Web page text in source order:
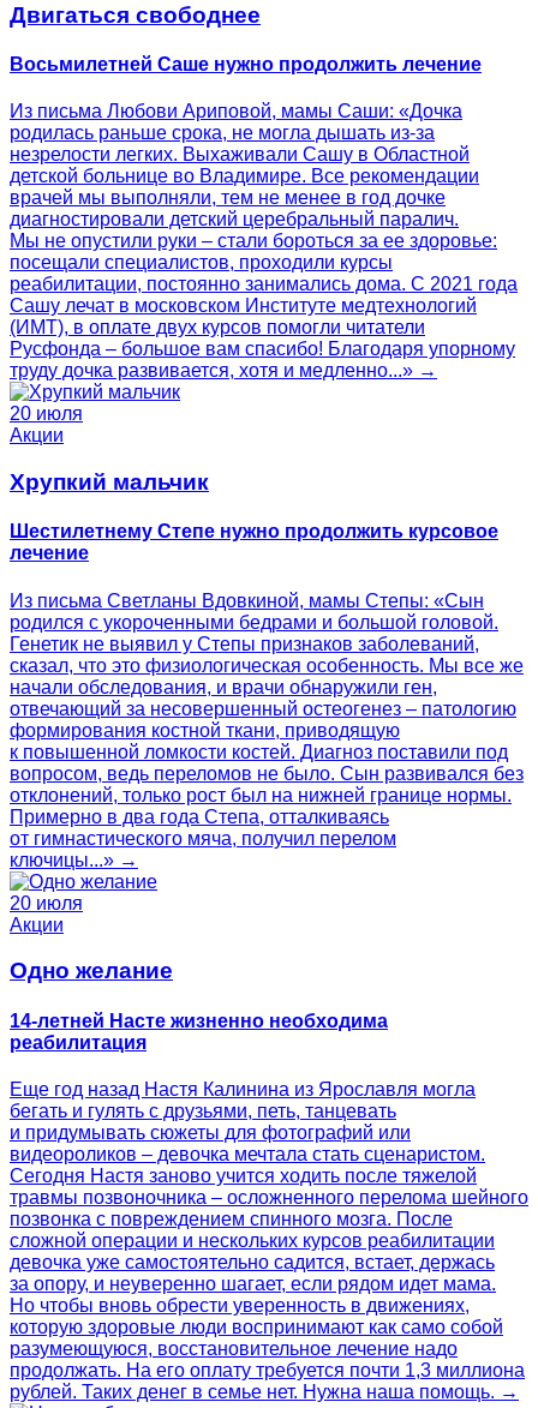
Двигаться свободнее
Восьмилетней Саше нужно продолжить лечение
Из письма Любови Ариповой, мамы Саши: «Дочка
родилась раньше срока, не могла дышать из-за
незрелости легких. Выхаживали Сашу в Областной
детской больнице во Владимире. Все рекомендации
врачей мы выполняли, тем не менее в год дочке
диагностировали детский церебральный паралич.
Мы не опустили руки – стали бороться за ее здоровье:
посещали специалистов, проходили курсы
реабилитации, постоянно занимались дома. С 2021 года
Сашу лечат в московском Институте медтехнологий
(ИМТ), в оплате двух курсов помогли читатели
Русфонда – большое вам спасибо! Благодаря упорному
труду дочка развивается, хотя и медленно...» →
20 июля
Акции
Хрупкий мальчик
Шестилетнему Степе нужно продолжить курсовое
лечение
Из письма Светланы Вдовкиной, мамы Степы: «Сын
родился с укороченными бедрами и большой головой.
Генетик не выявил у Степы признаков заболеваний,
сказал, что это физиологическая особенность. Мы все же
начали обследования, и врачи обнаружили ген,
отвечающий за несовершенный остеогенез – патологию
формирования костной ткани, приводящую
к повышенной ломкости костей. Диагноз поставили под
вопросом, ведь переломов не было. Сын развивался без
отклонений, только рост был на нижней границе нормы.
Примерно в два года Степа, отталкиваясь
от гимнастического мяча, получил перелом
ключицы...» →
20 июля
Акции
Одно желание
14-летней Насте жизненно необходима
реабилитация
Еще год назад Настя Калинина из Ярославля могла
бегать и гулять с друзьями, петь, танцевать
и придумывать сюжеты для фотографий или
видеороликов – девочка мечтала стать сценаристом.
Сегодня Настя заново учится ходить после тяжелой
травмы позвоночника – осложненного перелома шейного
позвонка с повреждением спинного мозга. После
сложной операции и нескольких курсов реабилитации
девочка уже самостоятельно садится, встает, держась
за опору, и неуверенно шагает, если рядом идет мама.
Но чтобы вновь обрести уверенность в движениях,
которую здоровые люди воспринимают как само собой
разумеющуюся, восстановительное лечение надо
продолжать. На его оплату требуется почти 1,3 миллиона
рублей. Таких денег в семье нет. Нужна наша помощь. →